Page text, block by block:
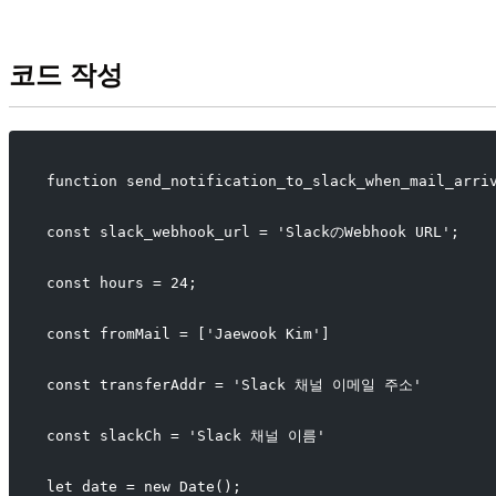
코드 작성
function
const slack_webhook_url = 'SlackのWebhook URL';
const hours = 24;
const fromMail = ['Jaewook Kim']
const transferAddr = 'Slack 채널 이메일 주소'
const slackCh = 'Slack 채널 이름'
let date = new Date();